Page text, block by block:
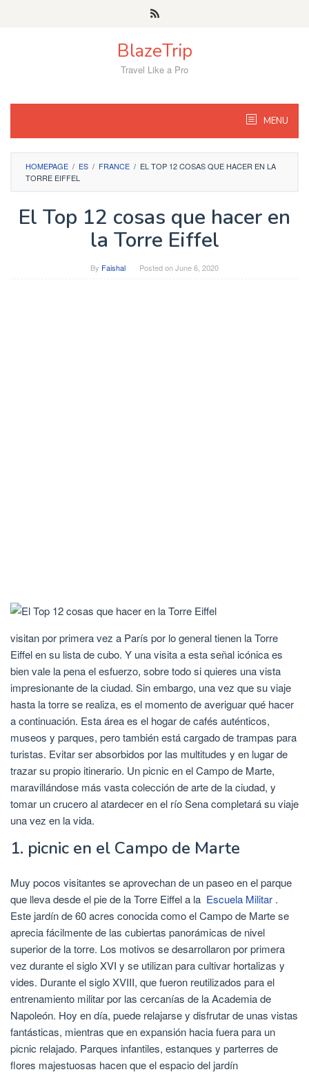
BlazeTrip
Travel Like a Pro
MENU
HOMEPAGE / ES / FRANCE / EL TOP 12 COSAS QUE HACER EN LA
TORRE EIFFEL
El Top 12 cosas que hacer en
la Torre Eiffel
By Faishal Posted onJune 6, 2020
visitan por primera vez a París por lo general tienen la Torre
Eiffel en su lista de cubo. Y una visita a esta señal icónica es
bien vale la pena el esfuerzo, sobre todo si quieres una vista
impresionante de la ciudad. Sin embargo, una vez que su viaje
hasta la torre se realiza, es el momento de averiguar qué hacer
a continuación. Esta área es el hogar de cafés auténticos,
museos y parques, pero también está cargado de trampas para
turistas. Evitar ser absorbidos por las multitudes y en lugar de
trazar su propio itinerario. Un picnic en el Campo de Marte,
maravillándose más vasta colección de arte de la ciudad, y
tomar un crucero al atardecer en el río Sena completará su viaje
una vez en la vida.
1. picnic en el Campo de Marte
Muy pocos visitantes se aprovechan de un paseo en el parque
que lleva desde el pie de la Torre Eiffel a la Escuela Militar .
Este jardín de 60 acres conocida como el Campo de Marte se
aprecia fácilmente de las cubiertas panorámicas de nivel
superior de la torre. Los motivos se desarrollaron por primera
vez durante el siglo XVI y se utilizan para cultivar hortalizas y
vides. Durante el siglo XVIII, que fueron reutilizados para el
entrenamiento militar por las cercanías de la Academia de
Napoleón. Hoy en día, puede relajarse y disfrutar de unas vistas
fantásticas, mientras que en expansión hacia fuera para un
picnic relajado. Parques infantiles, estanques y parterres de
flores majestuosas hacen que el espacio del jardín